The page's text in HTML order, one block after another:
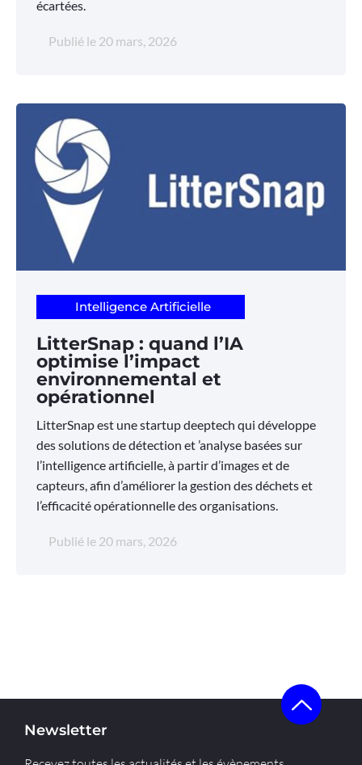
écartées.
Publié le 20 mars, 2026
Intelligence Artificielle
LitterSnap : quand l’IA
optimise l’impact
environnemental et
opérationnel
LitterSnap est une startup deeptech qui développe
des solutions de détection et ’analyse basées sur
l’intelligence artificielle, à partir d’images et de
capteurs, afin d’améliorer la gestion des déchets et
l’efficacité opérationnelle des organisations.
Publié le 20 mars, 2026
Newsletter